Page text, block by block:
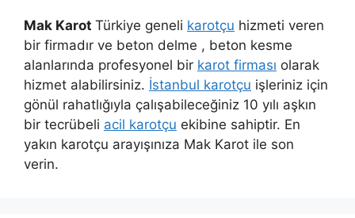
Mak Karot Türkiye geneli karotçu hizmeti veren
bir firmadır ve beton delme , beton kesme
alanlarında profesyonel bir karot firması olarak
hizmet alabilirsiniz. İstanbul karotçu işleriniz için
gönül rahatlığıyla çalışabileceğiniz 10 yılı aşkın
bir tecrübeli acil karotçu ekibine sahiptir. En
yakın karotçu arayışınıza Mak Karot ile son
verin.